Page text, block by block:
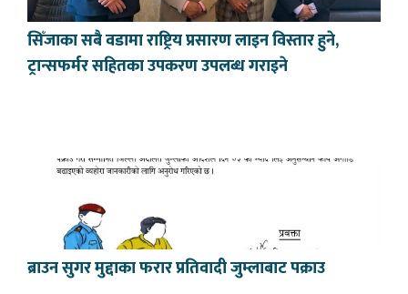
सिँजाका सबै वडामा राष्ट्रिय प्रसारण लाइन विस्तार हुने,
ट्रान्सफर्मर सहितका उपकरण उपलब्ध गराइने
ब्राउन सुगर मुद्दाका फरार प्रतिवादी जुम्लाबाट पक्राउ